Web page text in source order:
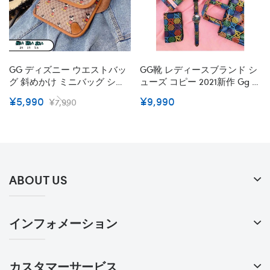
GG ディズニー ウエストバッ
グ 斜めかけ ミニバッグ ショ
ルダーバッグ 2wayバッグ ミ
ッキー 2021年 春夏新作 ミッ
¥5,990 ¥7,990
GG靴 レディースブランド シ
ューズ コピー 2021新作 Gg 女
ー ブランド
¥9,990
ABOUT US
インフォメーション
カスタマーサービス